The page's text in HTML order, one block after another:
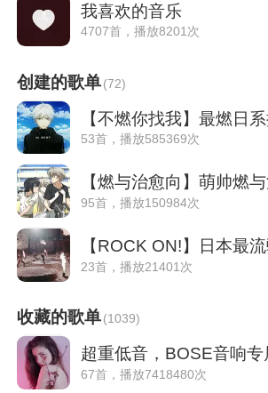
我喜欢的音乐
4707首，播放8201次
创建的歌单(72)
53首，播放585369次
95首，播放150984次
23首，播放21401次
收藏的歌单(1039)
67首，播放7418480次